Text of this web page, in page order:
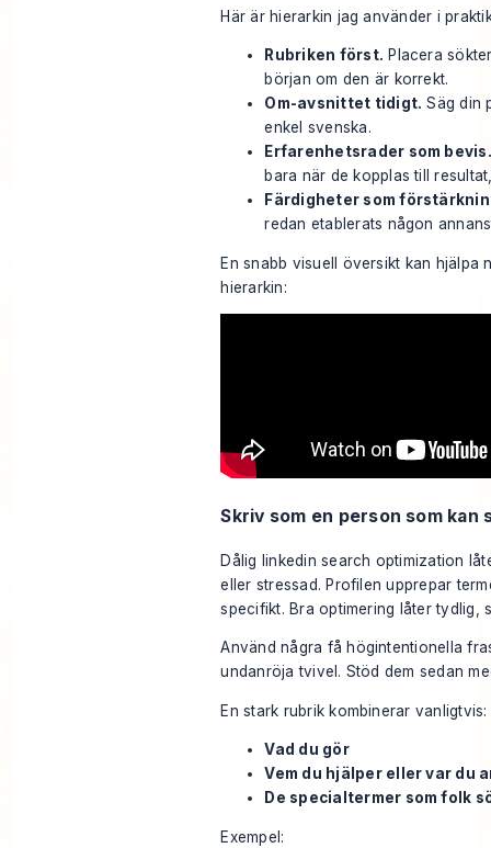
Här är hierarkin jag använder i
Rubriken först. Placera
början om den är korrekt.
Om-avsnittet tidigt. Säg din
enkel svenska.
Erfarenhetsrader som bevis.
bara när de kopplas till
Färdigheter som
redan etablerats någon
En snabb visuell översikt kan hjälpa
hierarkin:
Skriv som en person som kan
Dålig linkedin search optimization
eller stressad. Profilen upprepar
specifikt. Bra optimering låter tydlig,
Använd några få högintentionella
undanröja tvivel. Stöd dem sedan
En stark rubrik kombinerar vanligtvis:
Vad du gör
Vem du hjälper eller var du
De specialtermer som folk
Exempel: